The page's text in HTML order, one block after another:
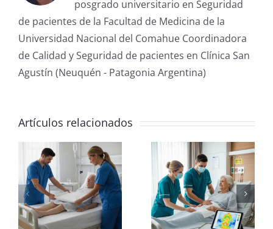
posgrado universitario en Seguridad
de pacientes de la Facultad de Medicina de la
Universidad Nacional del Comahue Coordinadora
de Calidad y Seguridad de pacientes en Clínica San
Agustín (Neuquén - Patagonia Argentina)
Artículos relacionados
Nutrición:
El Pilar
indispensable
en
El Mito de
la